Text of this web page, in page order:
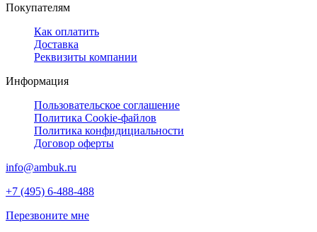
Покупателям
Как оплатить
Доставка
Реквизиты компании
Информация
Пользовательское соглашение
Политика Cookie-файлов
Политика конфидициальности
Договор оферты
info@ambuk.ru
+7 (495) 6-488-488
Перезвоните мне